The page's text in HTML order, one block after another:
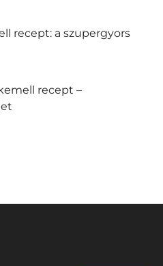
recept: a szupergyors
recept –